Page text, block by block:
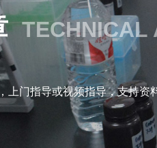
TECHNICAL
上门指导或视频指导，支持资